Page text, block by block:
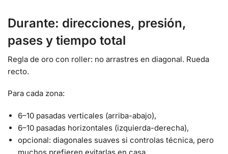
Durante: direcciones, presión,
pases y tiempo total
Regla de oro con roller: no arrastres en diagonal. Rueda
recto.
Para cada zona:
6–10 pasadas verticales (arriba-abajo),
6–10 pasadas horizontales (izquierda-derecha),
opcional: diagonales suaves si controlas técnica, pero
muchos prefieren evitarlas en casa.